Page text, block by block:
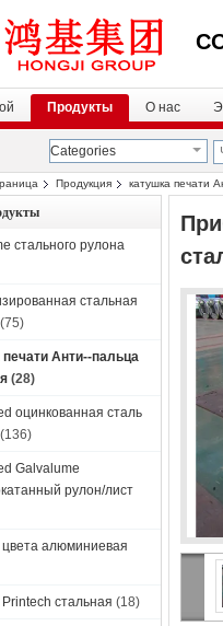
Продукты О нас
Categories
Продукция катушка печати
стального рулона
стальная
(75)
печати Анти--пальца
(28)
оцинкованная сталь
(136)
Galvalume
рулон/лист
цвета алюминиевая
стальная (18)